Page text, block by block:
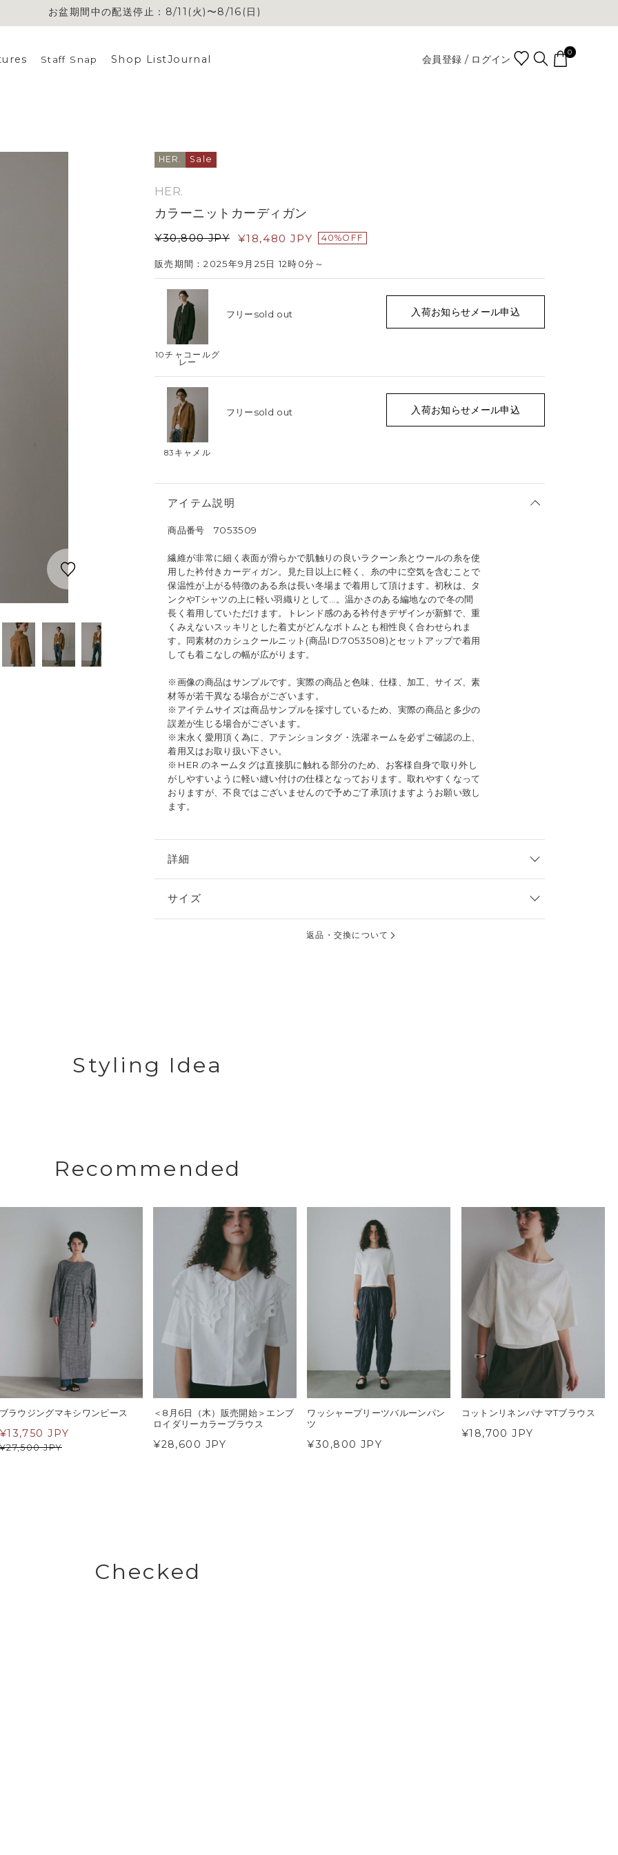
お盆期間中の配送停止：8/11(火)〜8/16(日)
お盆期間中の配送停止：8/11(火)〜8/16(日)
Staff Snap Shop ListJournal 会員登録 / ログイン
0
HER. Sale
HER.
カラーニットカーディガン
¥30,800 JPY ¥18,480 JPY 40%OFF
販売期間：2025年9月25日 12時0分～
10チャコールグ
レー
フリーsold out 入荷お知らせメール申込
83キャメル
フリーsold out 入荷お知らせメール申込
アイテム説明
商品番号 7053509
繊維が非常に細く表面が滑らかで肌触りの良いラクーン糸とウールの糸を使
用した衿付きカーディガン。見た目以上に軽く、糸の中に空気を含むことで
保温性が上がる特徴のある糸は長い冬場まで着用して頂けます。初秋は、タ
ンクやTシャツの上に軽い羽織りとして…。温かさのある編地なので冬の間
長く着用していただけます。トレンド感のある衿付きデザインが新鮮で、重
くみえないスッキリとした着丈がどんなボトムとも相性良く合わせられま
す。同素材のカシュクールニット(商品ID:7053508)とセットアップで着用
しても着こなしの幅が広がります。
※画像の商品はサンプルです。実際の商品と色味、仕様、加工、サイズ、素
材等が若干異なる場合がございます。
※アイテムサイズは商品サンプルを採寸しているため、実際の商品と多少の
誤差が生じる場合がございます。
※末永く愛用頂く為に、アテンションタグ・洗濯ネームを必ずご確認の上、
着用又はお取り扱い下さい。
※HER.のネームタグは直接肌に触れる部分のため、お客様自身で取り外し
がしやすいように軽い縫い付けの仕様となっております。取れやすくなって
おりますが、不良ではございませんので予めご了承頂けますようお願い致し
ます。
詳細
サイズ
返品・交換について
Styling Idea
Recommended
ラウジングマキシワンピース
27,500 JPY
13,750 JPY
＜8月6日（木）販売開始＞エンブ
ロイダリーカラーブラウス
¥28,600 JPY
ワッシャープリーツバルーンパン
ツ
¥30,800 JPY
コットンリネンパナマTブラウス
¥18,700 JPY
Checked